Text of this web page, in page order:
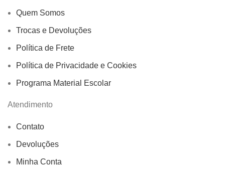
Quem Somos
Trocas e Devoluções
Política de Frete
Política de Privacidade e Cookies
Programa Material Escolar
Atendimento
Contato
Devoluções
Minha Conta